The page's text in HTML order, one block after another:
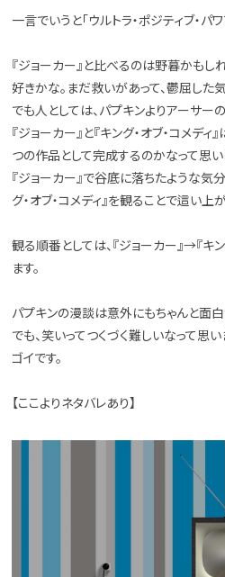
一言でいうと「ウルトラ・ポジティブ・パ
『ジョーカー』と比べるのは野暮かもし
好きかな。まだ救いがあって、鬱屈した
でも人としては、パプキンよりアーサー
『ジョーカー』と『キング・オブ・コメデ
つの作品として完成するのかなって思い
『ジョーカー』で谷底に落ちたような気
グ・オブ・コメディ』を観ることで這い上
観る順番としては、『ジョーカー』→『キ
ます。
パプキンの漫談は意外にもちゃんと面白
でも、笑いってつくづく難しいなって思
ゴイです。
【ここよりネタバレあり】